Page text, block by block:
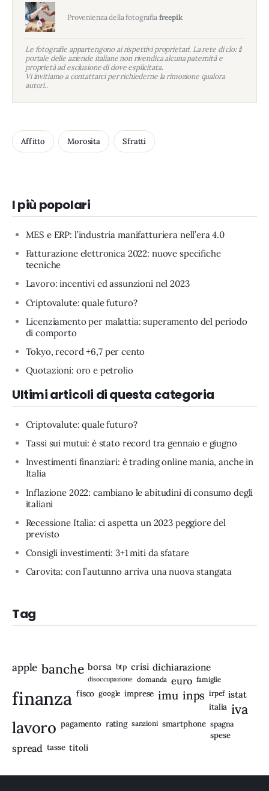
Provenienza della fotografia freepik
Le fotografie appartengono ai rispettivi proprietari. La rete di clo: il
portale delle aziende italiane non rivendica alcuna paternità e
proprietà ad esclusione di dove esplicitata.
Vi invitiamo a contattarci per richiederne la rimozione qualora
autori..
Affitto Morosita Sfratti
I più popolari
MES e ERP: l’industria manifatturiera nell’era 4.0
Fatturazione elettronica 2022: nuove specifiche
tecniche
Lavoro: incentivi ed assunzioni nel 2023
Criptovalute: quale futuro?
Licenziamento per malattia: superamento del periodo
di comporto
Tokyo, record +6,7 per cento
Quotazioni: oro e petrolio
Ultimi articoli di questa categoria
Criptovalute: quale futuro?
Tassi sui mutui: è stato record tra gennaio e giugno
Investimenti finanziari: è trading online mania, anche in
Italia
Inflazione 2022: cambiano le abitudini di consumo degli
italiani
Recessione Italia: ci aspetta un 2023 peggiore del
previsto
Consigli investimenti: 3+1 miti da sfatare
Carovita: con l’autunno arriva una nuova stangata
Tag
apple banche borsa btp crisi dichiarazione
disoccupazione domanda euro famiglie
finanza fisco google imprese imu inps irpef istat
italia iva
lavoro pagamento rating sanzioni smartphone spagna
spese
spread tasse titoli